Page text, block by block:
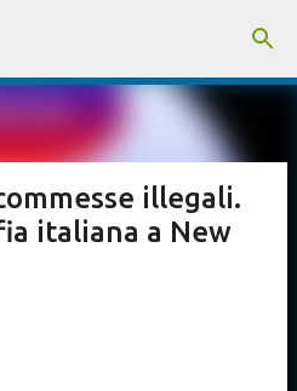
illegali.
italiana a New